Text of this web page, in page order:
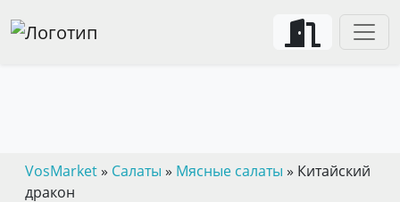
VosMarket» Салаты » Мясные салаты » Китайский
дракон